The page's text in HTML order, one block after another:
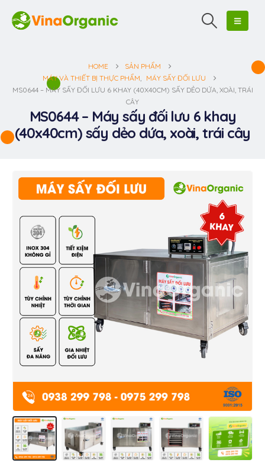
HOME
SẢN PHẨM
MÁY VÀ THIẾT BỊ THỰC PHẨM, MÁY SẤY ĐỐI LƯU
MS0644 – MÁY SẤY ĐỐI LƯU 6 KHAY (40X40CM) SẤY DẺO DỨA, XOÀI, TRÁI
CÂY
MS0644 – Máy sấy đối lưu 6 khay
(40x40cm) sấy dẻo dứa, xoài, trái cây